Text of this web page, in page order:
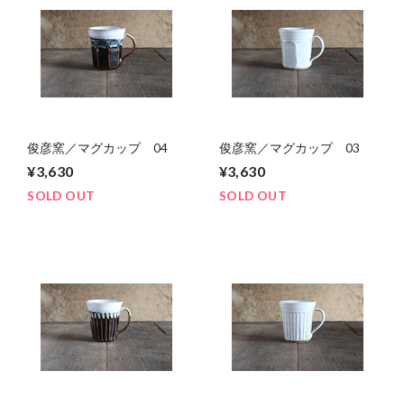
俊彦窯／マグカップ 04
¥3,630
SOLD OUT
俊彦窯／マグカップ 03
¥3,630
SOLD OUT